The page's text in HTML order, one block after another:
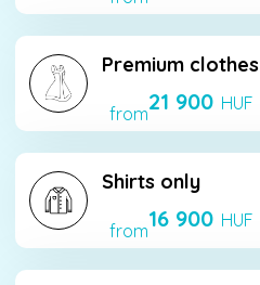
Premium clothes
from21 900 HUF
Shirts only
from16 900 HUF